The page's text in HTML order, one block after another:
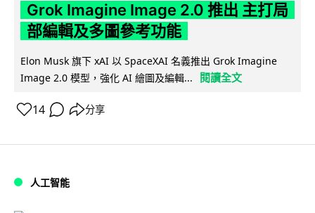
Grok Imagine Image 2.0 推出 主打局
部編輯及多圖參考功能
Elon Musk 旗下 xAI 以 SpaceXAI 名義推出 Grok Imagine
Image 2.0 模型，強化 AI 繪圖及編輯...
閱讀全文
14 分享
人工智能